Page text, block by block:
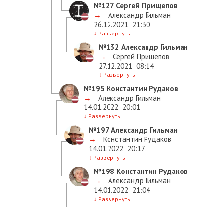
№127 Сергей Прищепов
→
Александр Гильман
26.12.2021 21:30
↓ Развернуть
№132 Александр Гильман
→
Сергей Прищепов
27.12.2021 08:14
↓ Развернуть
№195 Константин Рудаков
→
Александр Гильман
14.01.2022 20:01
↓ Развернуть
№197 Александр Гильман
→
Константин Рудаков
14.01.2022 20:17
↓ Развернуть
№198 Константин Рудаков
→
Александр Гильман
14.01.2022 21:04
↓ Развернуть